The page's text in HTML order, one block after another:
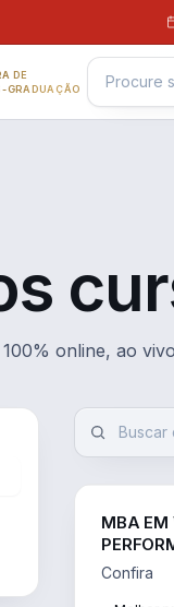
DE
GRADUAÇÃO
online, ao
MBA EM
Confira